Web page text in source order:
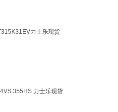
力士乐现货
力士乐现货